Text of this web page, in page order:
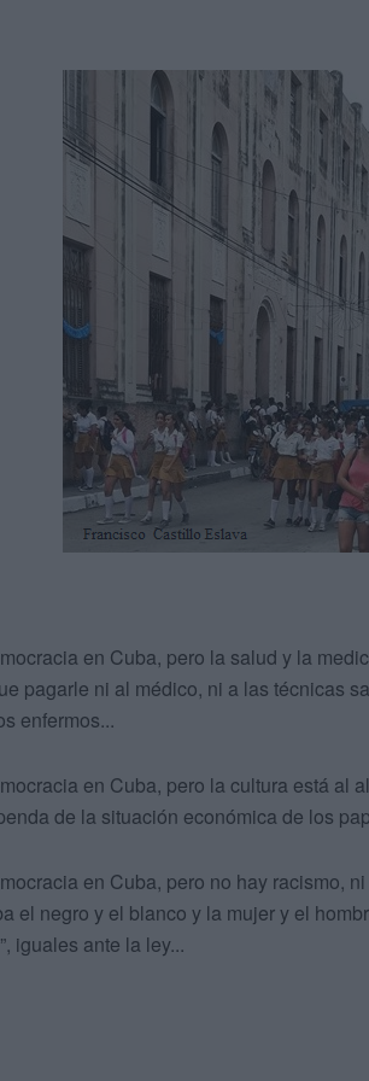
en Cuba, pero la salud y la
pagarle ni al médico, ni a las técnicas
enfermos...
en Cuba, pero la cultura está al
de la situación económica de los
en Cuba, pero no hay racismo,
el negro y el blanco y la mujer y el
iguales ante la ley...